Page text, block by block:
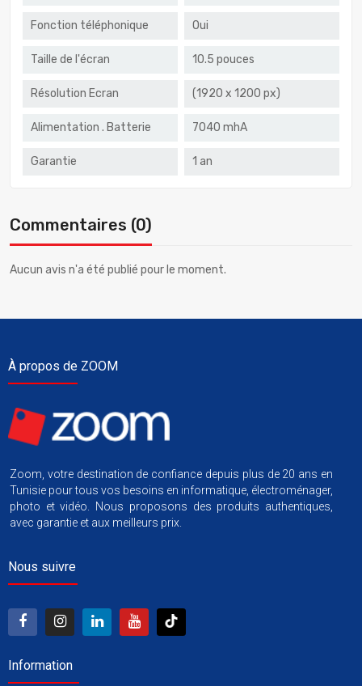
Fonction téléphonique Oui
Taille de l'écran 10.5 pouces
Résolution Ecran (1920 x 1200 px)
Alimentation . Batterie 7040 mhA
Garantie 1 an
Commentaires (0)
Aucun avis n'a été publié pour le moment.
À propos de ZOOM
Zoom, votre destination de confiance depuis plus de 20 ans en
Tunisie pour tous vos besoins en informatique, électroménager,
photo et vidéo. Nous proposons des produits authentiques,
avec garantie et aux meilleurs prix.
Nous suivre
Information